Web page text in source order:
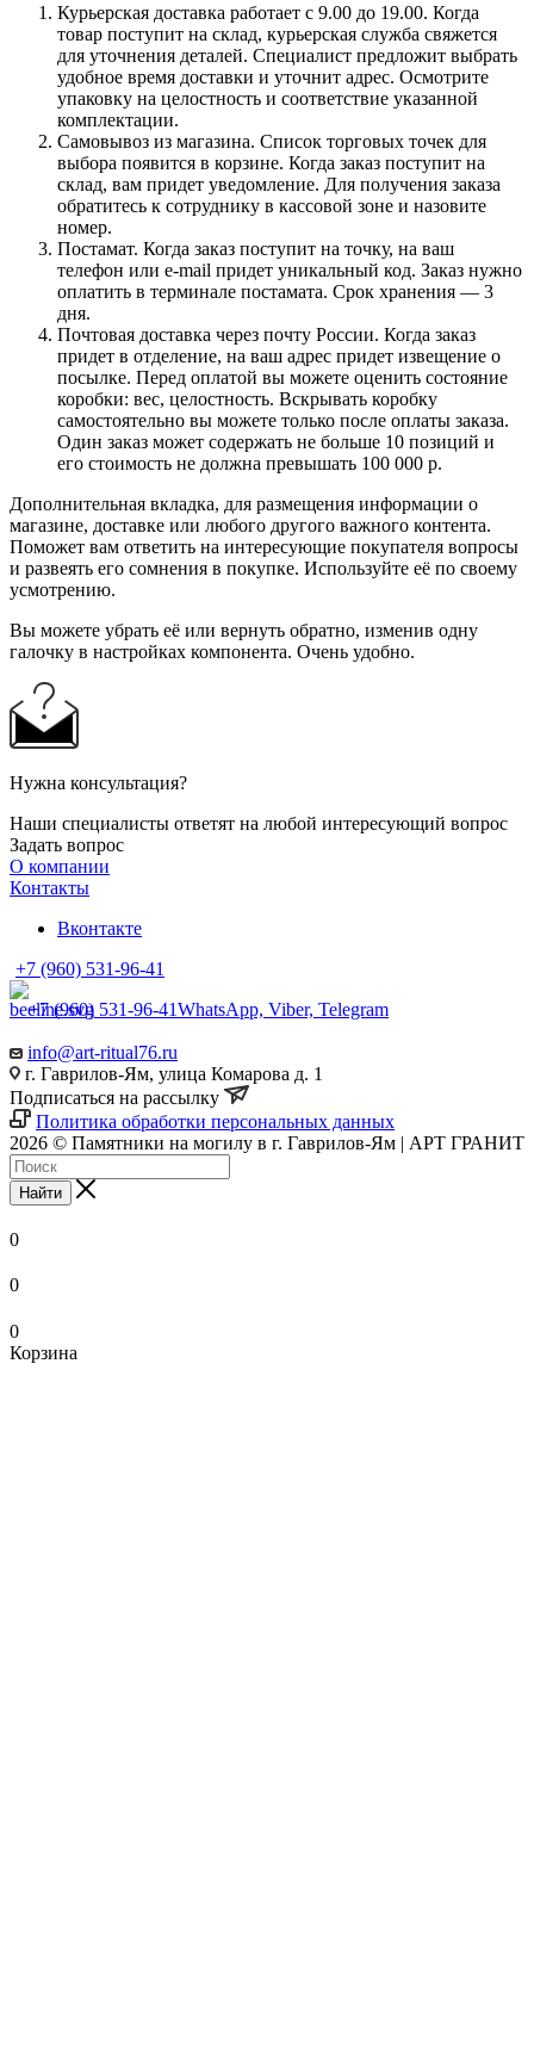
Курьерская доставка работает с 9.00 до 19.00. Когда
товар поступит на склад, курьерская служба свяжется
для уточнения деталей. Специалист предложит выбрать
удобное время доставки и уточнит адрес. Осмотрите
упаковку на целостность и соответствие указанной
комплектации.
Самовывоз из магазина. Список торговых точек для
выбора появится в корзине. Когда заказ поступит на
склад, вам придет уведомление. Для получения заказа
обратитесь к сотруднику в кассовой зоне и назовите
номер.
Постамат. Когда заказ поступит на точку, на ваш
телефон или e-mail придет уникальный код. Заказ нужно
оплатить в терминале постамата. Срок хранения — 3
дня.
Почтовая доставка через почту России. Когда заказ
придет в отделение, на ваш адрес придет извещение о
посылке. Перед оплатой вы можете оценить состояние
коробки: вес, целостность. Вскрывать коробку
самостоятельно вы можете только после оплаты заказа.
Один заказ может содержать не больше 10 позиций и
его стоимость не должна превышать 100 000 р.
Дополнительная вкладка, для размещения информации о
магазине, доставке или любого другого важного контента.
Поможет вам ответить на интересующие покупателя вопросы
и развеять его сомнения в покупке. Используйте её по своему
усмотрению.
Вы можете убрать её или вернуть обратно, изменив одну
галочку в настройках компонента. Очень удобно.
Нужна консультация?
Наши специалисты ответят на любой интересующий вопрос
Задать вопрос
О компании
Контакты
Вконтакте
+7 (960) 531-96-41
+7 (960) 531-96-41WhatsApp, Viber, Telegram
info@art-ritual76.ru
г. Гаврилов-Ям, улица Комарова д. 1
Подписаться на рассылку
Политика обработки персональных данных
2026 © Памятники на могилу в г. Гаврилов-Ям | АРТ ГРАНИТ
Найти
0
0
0
Корзина